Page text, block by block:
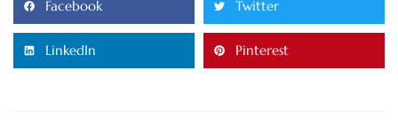
Facebook Twitter
LinkedIn Pinterest